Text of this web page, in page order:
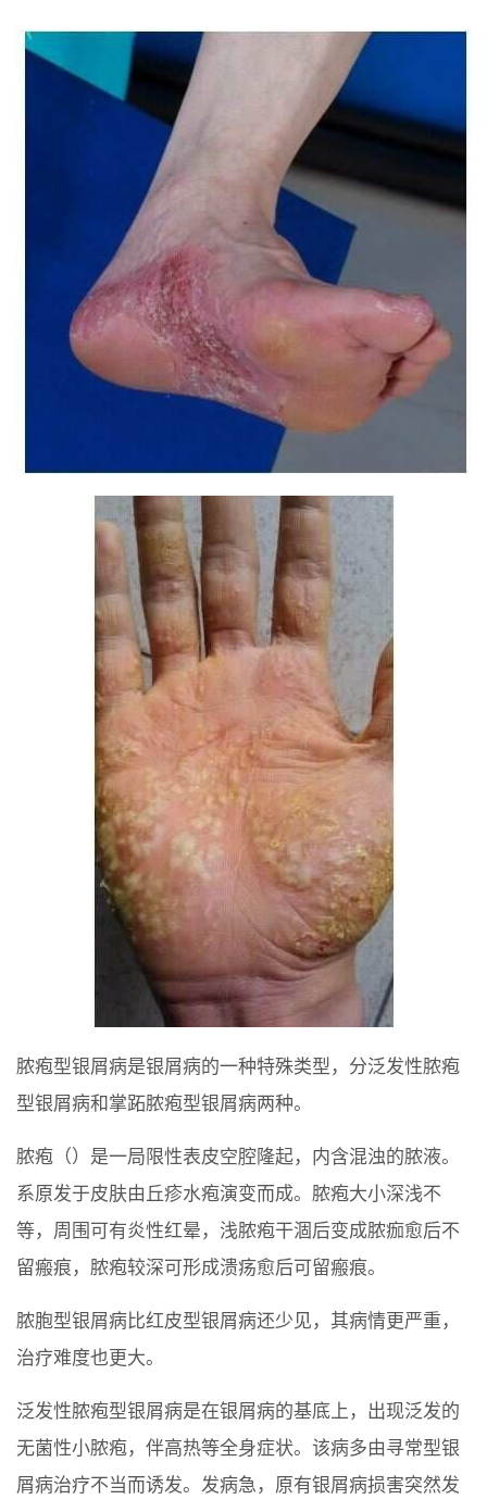
脓疱型银屑病是银屑病的一种特殊类型，分泛发性脓疱
型银屑病和掌跖脓疱型银屑病两种。
脓疱（）是一局限性表皮空腔隆起，内含混浊的脓液。
系原发于皮肤由丘疹水疱演变而成。脓疱大小深浅不
等，周围可有炎性红晕，浅脓疱干涸后变成脓痂愈后不
留瘢痕，脓疱较深可形成溃疡愈后可留瘢痕。
脓胞型银屑病比红皮型银屑病还少见，其病情更严重，
治疗难度也更大。
泛发性脓疱型银屑病是在银屑病的基底上，出现泛发的
无菌性小脓疱，伴高热等全身症状。该病多由寻常型银
屑病治疗不当而诱发。发病急，原有银屑病损害突然发